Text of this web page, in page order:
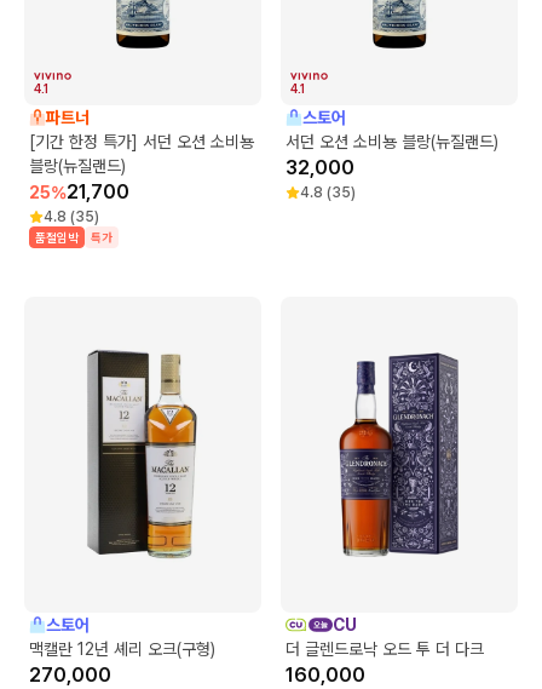
4.1
파트너
[기간 한정 특가] 서던 오션 소비뇽
블랑(뉴질랜드)
25%21,700
4.8 (35)
품절임박 특가
4.1
스토어
서던 오션 소비뇽 블랑(뉴질랜드)
32,000
4.8 (35)
스토어
맥캘란 12년 셰리 오크(구형)
270,000
CU
더 글렌드로낙 오드 투 더 다크
160,000